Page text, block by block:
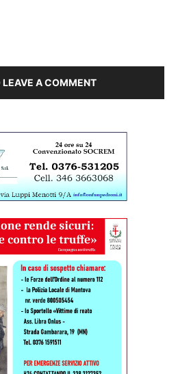
LEAVE A COMMENT